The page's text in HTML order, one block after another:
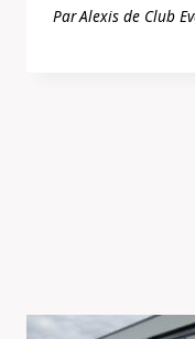
ParAlexis de Club